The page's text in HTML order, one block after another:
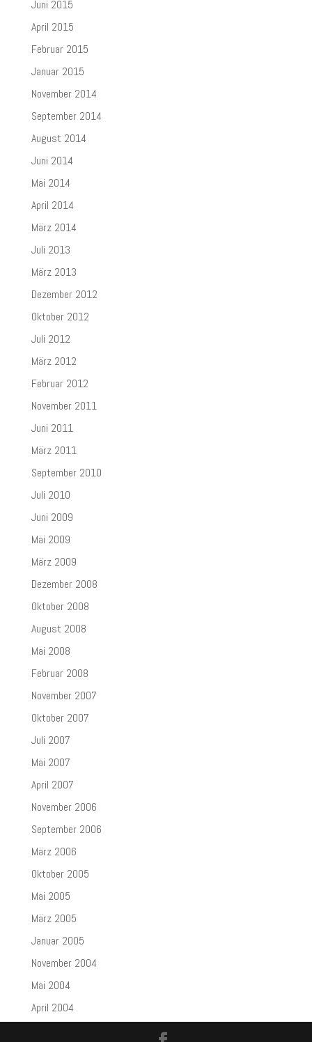
Juni 2015
April 2015
Februar 2015
Januar 2015
November 2014
September 2014
August 2014
Juni 2014
Mai 2014
April 2014
März 2014
Juli 2013
März 2013
Dezember 2012
Oktober 2012
Juli 2012
März 2012
Februar 2012
November 2011
Juni 2011
März 2011
September 2010
Juli 2010
Juni 2009
Mai 2009
März 2009
Dezember 2008
Oktober 2008
August 2008
Mai 2008
Februar 2008
November 2007
Oktober 2007
Juli 2007
Mai 2007
April 2007
November 2006
September 2006
März 2006
Oktober 2005
Mai 2005
März 2005
Januar 2005
November 2004
Mai 2004
April 2004